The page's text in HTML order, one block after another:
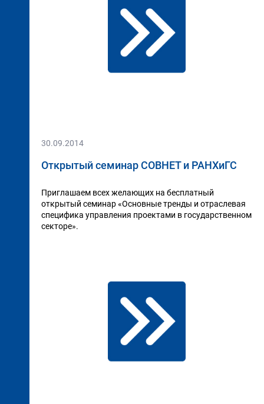
30.09.2014
Открытый семинар СОВНЕТ и РАНХиГС
Приглашаем всех желающих на бесплатный
открытый семинар «Основные тренды и отраслевая
специфика управления проектами в государственном
секторе».